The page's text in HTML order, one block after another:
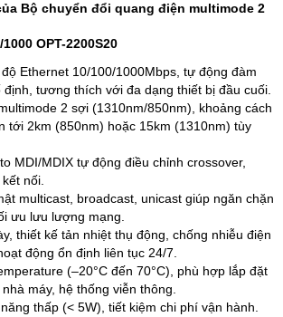
Bộ chuyển đổi quang điện multimode 2
OPT-2200S20
Ethernet 10/100/1000Mbps, tự động đàm
định, tương thích với đa dạng thiết bị đầu cuối.
2 sợi (1310nm/850nm), khoảng cách
tới 2km (850nm) hoặc 15km (1310nm) tùy
MDI/MDIX tự động điều chỉnh crossover,
nối.
multicast, broadcast, unicast giúp ngăn chặn
ưu lưu lượng mạng.
thiết kế tản nhiệt thụ động, chống nhiễu điện
động ổn định liên tục 24/7.
(–20°C đến 70°C), phù hợp lắp đặt
máy, hệ thống viễn thông.
thấp (< 5W), tiết kiệm chi phí vận hành.